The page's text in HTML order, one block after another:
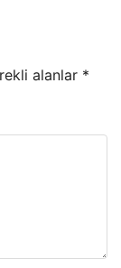
alanlar *